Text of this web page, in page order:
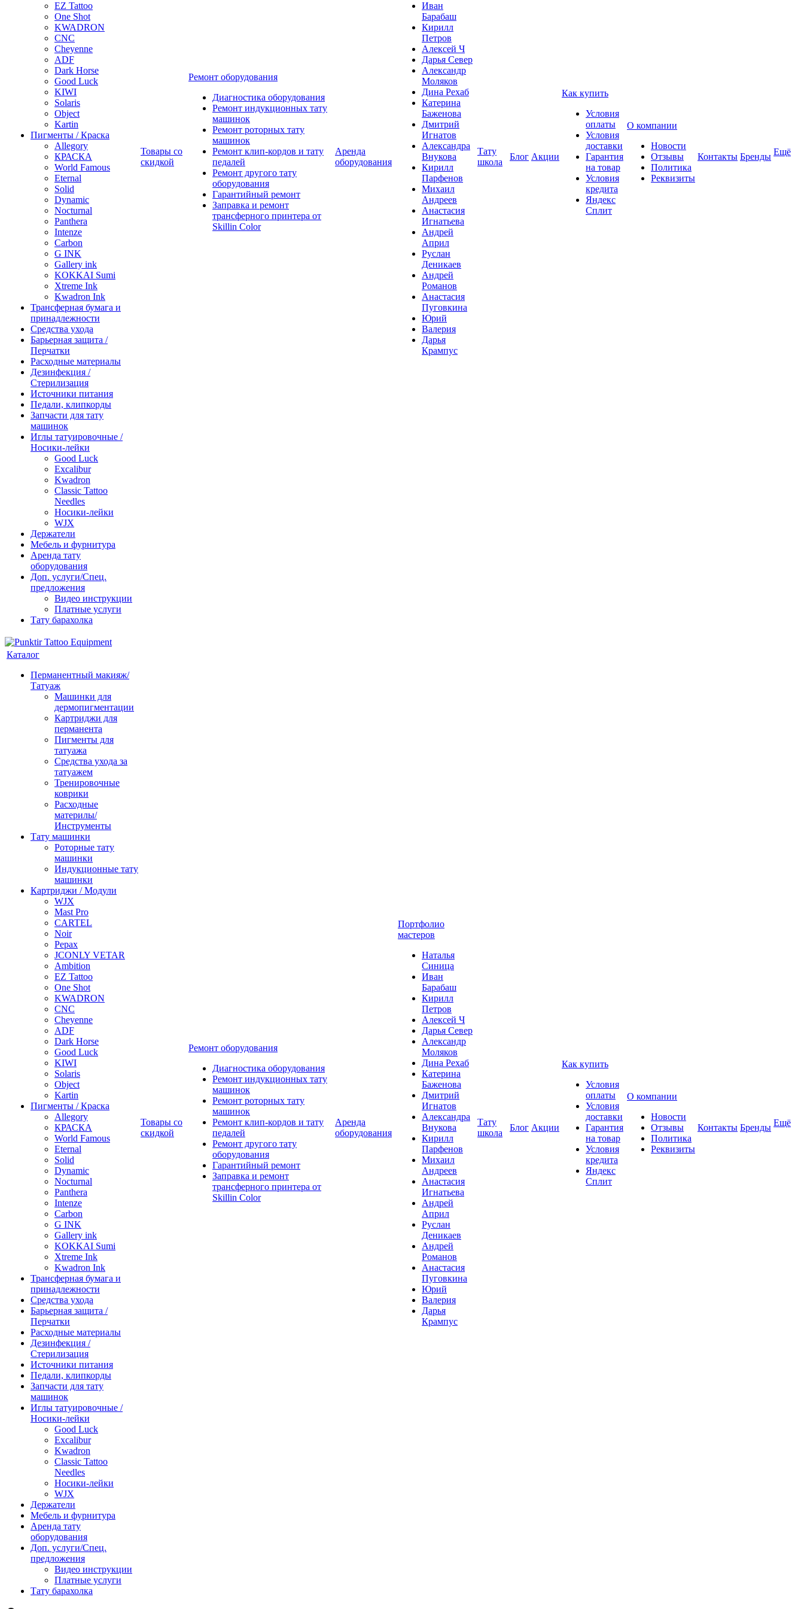
EZ Tattoo
One Shot
KWADRON
CNC
Cheyenne
ADF
Dark Horse
Good Luck
KIWI
Solaris
Object
Kartin
Пигменты / Краска
Allegory
КРАСКА
World Famous
Eternal
Solid
Dynamic
Nocturnal
Panthera
Intenze
Carbon
G INK
Gallery ink
KOKKAI Sumi
Xtreme Ink
Kwadron Ink
Трансферная бумага и
принадлежности
Средства ухода
Барьерная защита /
Перчатки
Расходные материалы
Дезинфекция /
Стерилизация
Источники питания
Педали, клипкорды
Запчасти для тату
машинок
Иглы татуировочные /
Носики-лейки
Good Luck
Excalibur
Kwadron
Classic Tattoo
Needles
Носики-лейки
WJX
Держатели
Мебель и фурнитура
Аренда тату
оборудования
Доп. услуги/Спец.
предложения
Видео инструкции
Платные услуги
Тату барахолка
Товары со
скидкой
Ремонт оборудования
Диагностика оборудования
Ремонт индукционных тату
машинок
Ремонт роторных тату
машинок
Ремонт клип-кордов и тату
педалей
Ремонт другого тату
оборудования
Гарантийный ремонт
Заправка и ремонт
трансферного принтера от
Skillin Color
Аренда
оборудования
Иван
Барабаш
Кирилл
Петров
Алексей Ч
Дарья Север
Александр
Моляков
Дина Рехаб
Катерина
Баженова
Дмитрий
Игнатов
Александра
Внукова
Кирилл
Парфенов
Михаил
Андреев
Анастасия
Игнатьева
Андрей
Април
Руслан
Деникаев
Андрей
Романов
Анастасия
Пуговкина
Юрий
Валерия
Дарья
Крампус
Тату
школа
Блог Акции
Как купить
Условия
оплаты
Условия
доставки
Гарантия
на товар
Условия
кредита
Яндекс
Сплит
О компании
Новости
Отзывы
Политика
Реквизиты
Контакты Бренды Ещё
Каталог
Перманентный макияж/
Татуаж
Машинки для
дермопигментации
Картриджи для
перманента
Пигменты для
татуажа
Средства ухода за
татуажем
Тренировочные
коврики
Расходные
материлы/
Инструменты
Тату машинки
Роторные тату
машинки
Индукционные тату
машинки
Картриджи / Модули
WJX
Mast Pro
CARTEL
Noir
Pepax
JCONLY VETAR
Ambition
EZ Tattoo
One Shot
KWADRON
CNC
Cheyenne
ADF
Dark Horse
Good Luck
KIWI
Solaris
Object
Kartin
Пигменты / Краска
Allegory
КРАСКА
World Famous
Eternal
Solid
Dynamic
Nocturnal
Panthera
Intenze
Carbon
G INK
Gallery ink
KOKKAI Sumi
Xtreme Ink
Kwadron Ink
Трансферная бумага и
принадлежности
Средства ухода
Барьерная защита /
Перчатки
Расходные материалы
Дезинфекция /
Стерилизация
Источники питания
Педали, клипкорды
Запчасти для тату
машинок
Иглы татуировочные /
Носики-лейки
Good Luck
Excalibur
Kwadron
Classic Tattoo
Needles
Носики-лейки
WJX
Держатели
Мебель и фурнитура
Аренда тату
оборудования
Доп. услуги/Спец.
предложения
Видео инструкции
Платные услуги
Тату барахолка
Товары со
скидкой
Ремонт оборудования
Диагностика оборудования
Ремонт индукционных тату
машинок
Ремонт роторных тату
машинок
Ремонт клип-кордов и тату
педалей
Ремонт другого тату
оборудования
Гарантийный ремонт
Заправка и ремонт
трансферного принтера от
Skillin Color
Аренда
оборудования
Портфолио
мастеров
Наталья
Синица
Иван
Барабаш
Кирилл
Петров
Алексей Ч
Дарья Север
Александр
Моляков
Дина Рехаб
Катерина
Баженова
Дмитрий
Игнатов
Александра
Внукова
Кирилл
Парфенов
Михаил
Андреев
Анастасия
Игнатьева
Андрей
Април
Руслан
Деникаев
Андрей
Романов
Анастасия
Пуговкина
Юрий
Валерия
Дарья
Крампус
Тату
школа
Блог Акции
Как купить
Условия
оплаты
Условия
доставки
Гарантия
на товар
Условия
кредита
Яндекс
Сплит
О компании
Новости
Отзывы
Политика
Реквизиты
Контакты Бренды Ещё